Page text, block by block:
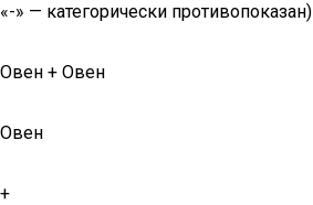
«-» — категорически противопоказан)
Овен + Овен
Овен
+